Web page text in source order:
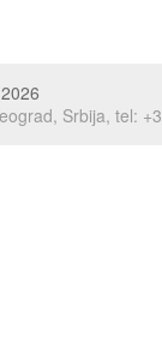
Srbija, tel: